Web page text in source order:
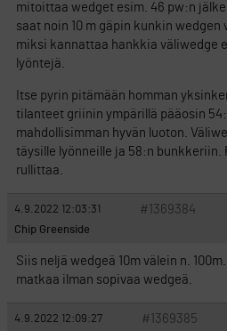
mitoittaa wedget esim. 46 pw:n
saat noin 10 m gäpin kunkin wedgen
miksi kannattaa hankkia väliwedge
lyöntejä.
Itse pyrin pitämään homman
tilanteet griinin ympärillä pääosin
mahdollisimman hyvän luoton.
täysille lyönneille ja 58:n bunkkeriin.
rullittaa.
4.9.2022 12:03:31 #1369384
Chip Greenside
Siis neljä wedgeä 10m välein n.
matkaa ilman sopivaa wedgeä.
4.9.2022 12:09:27 #1369385